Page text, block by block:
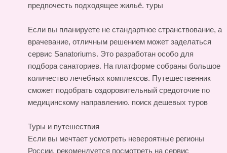
предпочесть подходящее жильё. туры
Если вы планируете не стандартное странствование, а
врачевание, отличным решением может заделаться
сервис Sanatoriums. Это разработан особо для
подбора санаториев. На платформе собраны большое
количество лечебных комплексов. Путешественник
сможет подобрать оздоровительный средоточие по
медицинскому направлению. поиск дешевых туров
Туры и путешествия
Если вы мечтает усмотреть невероятные регионы
России, рекомендуется посмотреть на сервис